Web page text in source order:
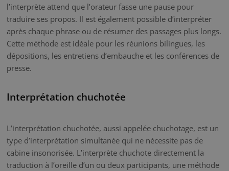
l’interprète attend que l’orateur fasse une pause pour
traduire ses propos. Il est également possible d’interpréter
après chaque phrase ou de résumer des passages plus longs.
Cette méthode est idéale pour les réunions bilingues, les
dépositions, les entretiens d’embauche et les conférences de
presse.
Interprétation chuchotée
L’interprétation chuchotée, aussi appelée chuchotage, est un
type d’interprétation simultanée qui ne nécessite pas de
cabine insonorisée. L’interprète chuchote directement la
traduction à l’oreille d’un ou deux participants, une méthode